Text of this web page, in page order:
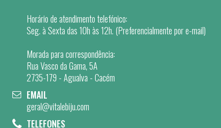
Horário de atendimento telefónico:
Seg. à Sexta das 10h às 12h. (Preferencialmente por e-mail)
Morada para correspondência:
Rua Vasco da Gama, 5A
2735-179 - Agualva - Cacém
EMAIL
geral@vitalebiju.com
TELEFONES